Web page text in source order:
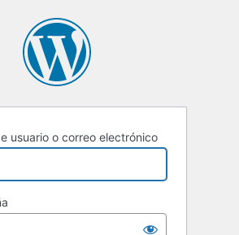
usuario o correo electrónico